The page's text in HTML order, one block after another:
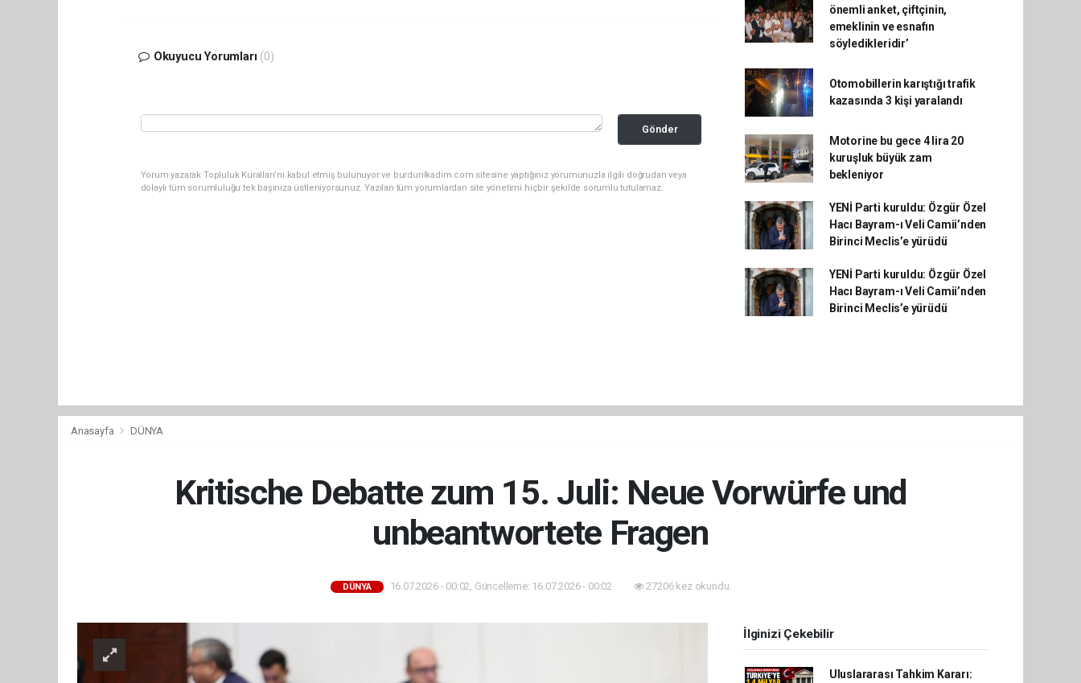
Okuyucu Yorumları (0)
Gönder
Yorum yazarak Topluluk Kuralları’nı kabul etmiş bulunuyor ve burdurilkadim.com sitesine yaptığınız yorumunuzla ilgili doğrudan veya
dolaylı tüm sorumluluğu tek başınıza üstleniyorsunuz. Yazılan tüm yorumlardan site yönetimi hiçbir şekilde sorumlu tutulamaz.
önemli anket, çiftçinin,
emeklinin ve esnafın
söyledikleridir’
Otomobillerin karıştığı trafik
kazasında 3 kişi yaralandı
Motorine bu gece 4 lira 20
kuruşluk büyük zam
bekleniyor
YENİ Parti kuruldu: Özgür Özel
Hacı Bayram-ı Veli Camii’nden
Birinci Meclis’e yürüdü
YENİ Parti kuruldu: Özgür Özel
Hacı Bayram-ı Veli Camii’nden
Birinci Meclis’e yürüdü
Anasayfa DÜNYA
Kritische Debatte zum 15. Juli: Neue Vorwürfe und
unbeantwortete Fragen
DÜNYA 16.07.2026 - 00:02, Güncelleme: 16.07.2026 - 00:02 27206 kez okundu.
İlginizi Çekebilir
Uluslararası Tahkim Kararı: